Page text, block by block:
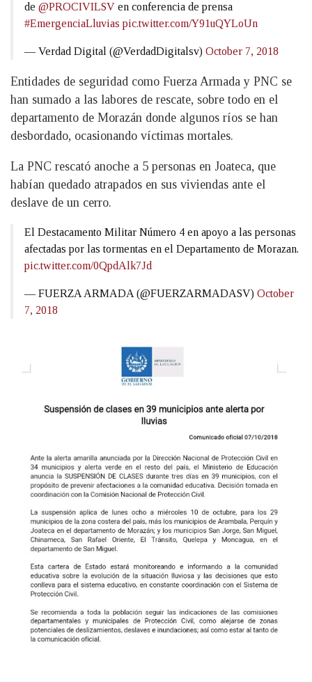
de @PROCIVILSV en conferencia de prensa
#EmergenciaLluvias pic.twitter.com/Y91uQYLoUn
— Verdad Digital (@VerdadDigitalsv) October 7, 2018
Entidades de seguridad como Fuerza Armada y PNC se
han sumado a las labores de rescate, sobre todo en el
departamento de Morazán donde algunos ríos se han
desbordado, ocasionando víctimas mortales.
La PNC rescató anoche a 5 personas en Joateca, que
habían quedado atrapados en sus viviendas ante el
deslave de un cerro.
El Destacamento Militar Número 4 en apoyo a las personas
afectadas por las tormentas en el Departamento de Morazan.
pic.twitter.com/0QpdAlk7Jd
— FUERZA ARMADA (@FUERZARMADASV) October
7, 2018